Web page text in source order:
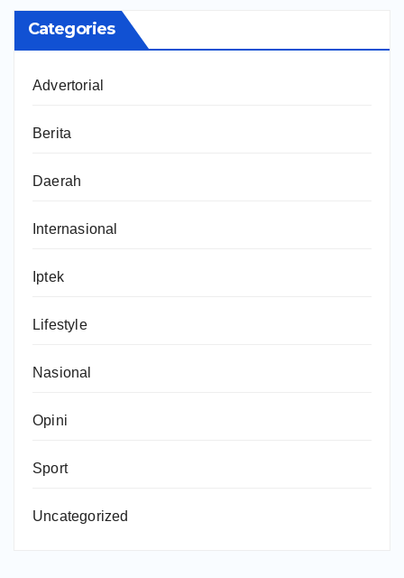
Categories
Advertorial
Berita
Daerah
Internasional
Iptek
Lifestyle
Nasional
Opini
Sport
Uncategorized